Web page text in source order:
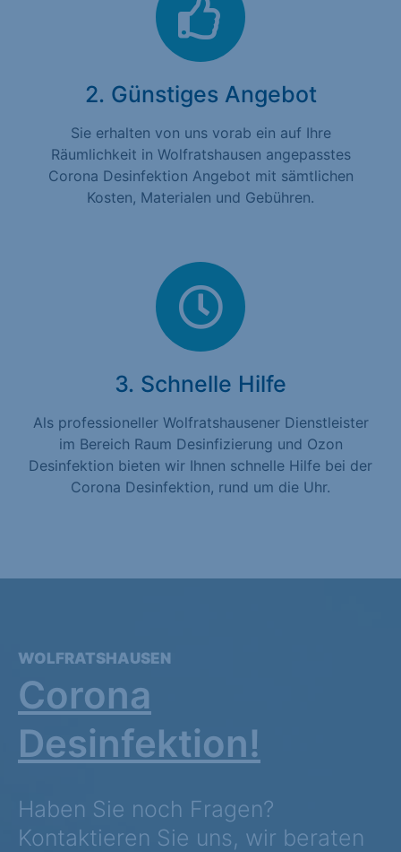
2. Günstiges Angebot
Sie erhalten von uns vorab ein auf Ihre
Räumlichkeit in Wolfratshausen angepasstes
Corona Desinfektion Angebot mit sämtlichen
Kosten, Materialen und Gebühren.
3. Schnelle Hilfe
Als professioneller Wolfratshausener Dienstleister
im Bereich Raum Desinfizierung und Ozon
Desinfektion bieten wir Ihnen schnelle Hilfe bei der
Corona Desinfektion, rund um die Uhr.
WOLFRATSHAUSEN
Corona
Desinfektion!
Haben Sie noch Fragen?
Kontaktieren Sie uns, wir beraten